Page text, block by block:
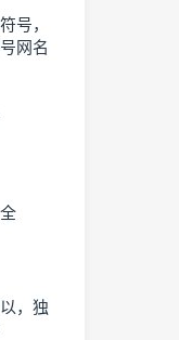
号，
网名
，独